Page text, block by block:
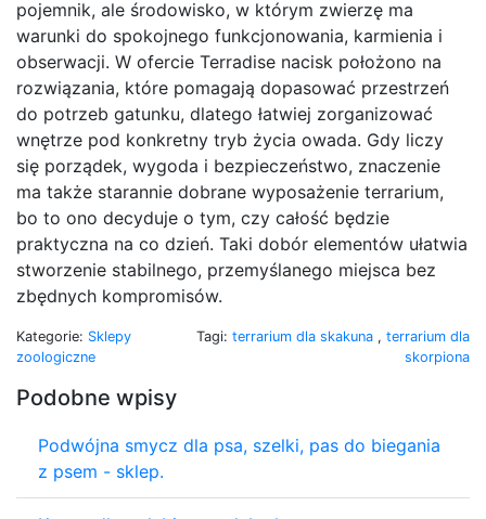
pojemnik, ale środowisko, w którym zwierzę ma
warunki do spokojnego funkcjonowania, karmienia i
obserwacji. W ofercie Terradise nacisk położono na
rozwiązania, które pomagają dopasować przestrzeń
do potrzeb gatunku, dlatego łatwiej zorganizować
wnętrze pod konkretny tryb życia owada. Gdy liczy
się porządek, wygoda i bezpieczeństwo, znaczenie
ma także starannie dobrane wyposażenie terrarium,
bo to ono decyduje o tym, czy całość będzie
praktyczna na co dzień. Taki dobór elementów ułatwia
stworzenie stabilnego, przemyślanego miejsca bez
zbędnych kompromisów.
Kategorie: Sklepy
zoologiczne
Tagi: terrarium dla skakuna , terrarium dla
skorpiona
Podobne wpisy
Podwójna smycz dla psa, szelki, pas do biegania
z psem - sklep.